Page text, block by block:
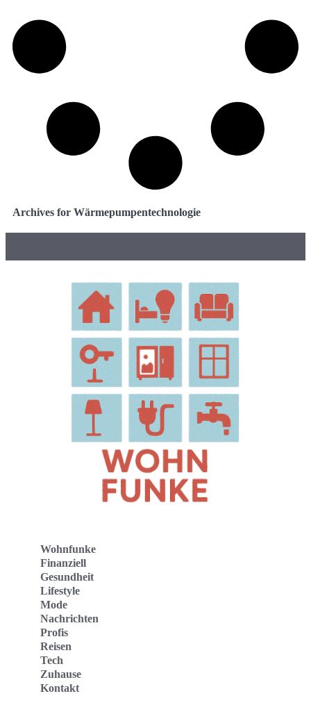
Archives for Wärmepumpentechnologie
Wohnfunke
Finanziell
Gesundheit
Lifestyle
Mode
Nachrichten
Profis
Reisen
Tech
Zuhause
Kontakt